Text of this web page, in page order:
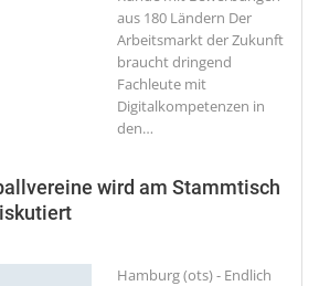
aus 180 Ländern Der
Arbeitsmarkt der Zukunft
braucht dringend
Fachleute mit
Digitalkompetenzen in
den…
wird am Stammtisch
Hamburg (ots) - Endlich